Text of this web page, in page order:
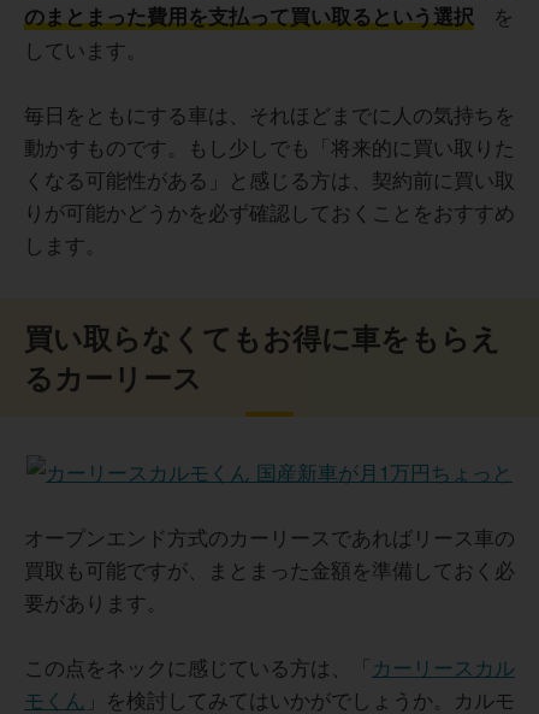
のまとまった費用を支払って買い取るという選択
を
しています。
毎日をともにする車は、それほどまでに人の気持ちを
動かすものです。もし少しでも「将来的に買い取りた
くなる可能性がある」と感じる方は、契約前に買い取
りが可能かどうかを必ず確認しておくことをおすすめ
します。
買い取らなくてもお得に車をもらえ
るカーリース
オープンエンド方式のカーリースであればリース車の
買取も可能ですが、まとまった金額を準備しておく必
要があります。
この点をネックに感じている方は、「 カーリースカル
モくん 」を検討してみてはいかがでしょうか。カルモ